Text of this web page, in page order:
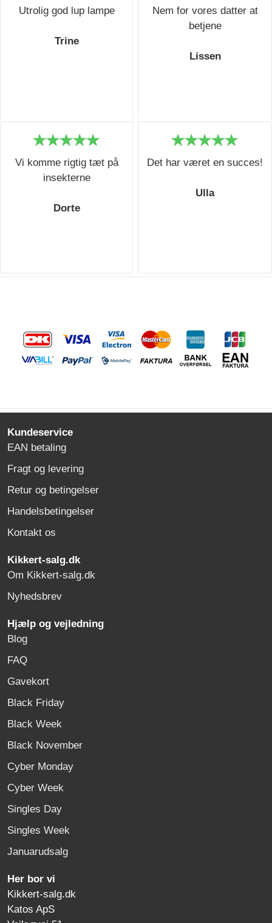
Utrolig god lup lampe
Trine
Nem for vores datter at
betjene
Lissen
Vi komme rigtig tæt på
insekterne
Dorte
Det har været en succes!
Ulla
Kundeservice
EAN betaling
Fragt og levering
Retur og betingelser
Handelsbetingelser
Kontakt os
Kikkert-salg.dk
Om Kikkert-salg.dk
Nyhedsbrev
Hjælp og vejledning
Blog
FAQ
Gavekort
Black Friday
Black Week
Black November
Cyber Monday
Cyber Week
Singles Day
Singles Week
Januarudsalg
Her bor vi
Kikkert-salg.dk
Katos ApS